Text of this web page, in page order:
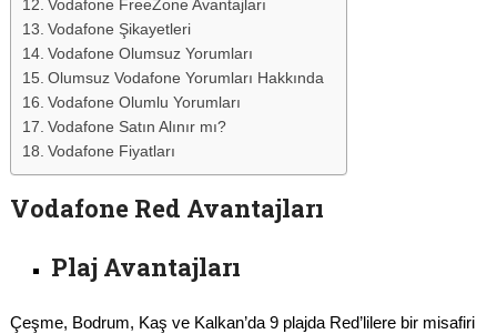
Vodafone FreeZone Avantajları
Vodafone Şikayetleri
Vodafone Olumsuz Yorumları
Olumsuz Vodafone Yorumları Hakkında
Vodafone Olumlu Yorumları
Vodafone Satın Alınır mı?
Vodafone Fiyatları
Vodafone Red Avantajları
Plaj Avantajları
Çeşme, Bodrum, Kaş ve Kalkan’da 9 plajda Red’lilere bir misafiri